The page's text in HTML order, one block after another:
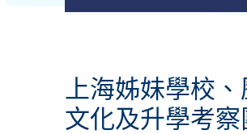
校外獎項
上海姊妹學校、
文化及升學考察